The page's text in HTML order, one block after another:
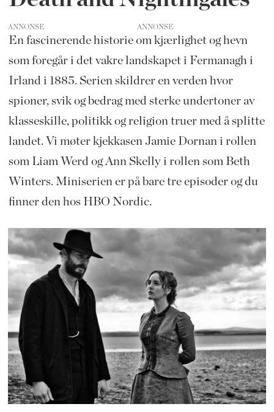
ANNONSE
En fascinerende historie om kjærlighet og hevn
som foregår i det vakre landskapet i Fermanagh i
Irland i 1885. Serien skildrer en verden hvor
spioner, svik og bedrag med sterke undertoner av
klasseskille, politikk og religion truer med å splitte
landet. Vi møter kjekkasen Jamie Dornan i rollen
som Liam Werd og Ann Skelly i rollen som Beth
Winters. Miniserien er på bare tre episoder og du
finner den hos HBO Nordic.